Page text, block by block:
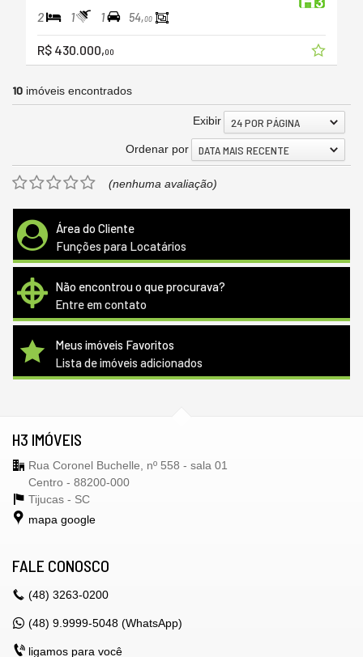
2 1 1 54,00
R$ 430.000,00
10 imóveis encontrados
Exibir 24 POR PÁGINA
Ordenar por DATA MAIS RECENTE
(nenhuma avaliação)
Área do Cliente
Funções para Locatários
Não encontrou o que procurava?
Entre em contato
Meus imóveis Favoritos
Lista de imóveis adicionados
H3 IMÓVEIS
Rua Coronel Buchelle, nº 558 - sala 01
Centro - 88200-000
Tijucas - SC
mapa google
FALE CONOSCO
(48) 3263-0200
(48) 9.9999-5048 (WhatsApp)
ligamos para você